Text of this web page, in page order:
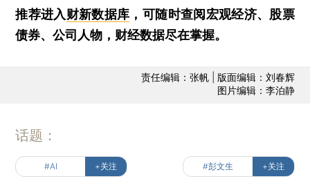
推荐进入财新数据库 ，可随时查阅宏观经济、股票
债券、公司人物，财经数据尽在掌握。
责任编辑：张帆 | 版面编辑：刘春辉
图片编辑：李泊静
话题：
#AI +关注 #彭文生 +关注